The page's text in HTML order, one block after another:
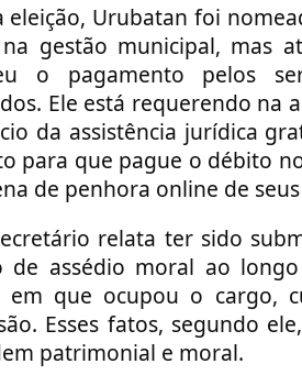
eleição, Urubatan foi
gestão municipal, mas
o pagamento pelos
Ele está requerendo na
da assistência jurídica
para que pague o débito
de penhora online de
relata ter sido
de assédio moral ao
em que ocupou o cargo,
Esses fatos, segundo
patrimonial e moral.